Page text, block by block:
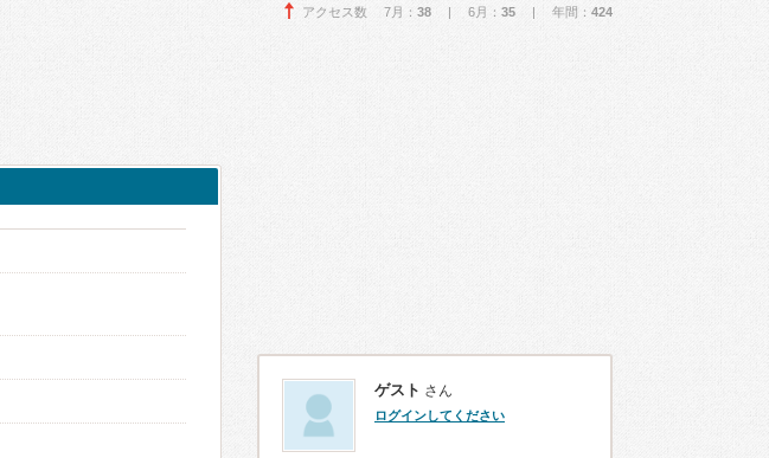
アクセス数 7月： 38 | 6月： 35 | 年間： 424
ゲスト さん
ログインしてください